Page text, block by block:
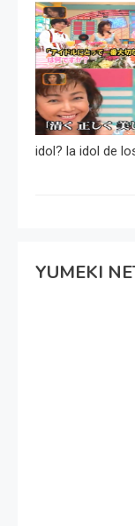
idol? la idol de
YUMEKI